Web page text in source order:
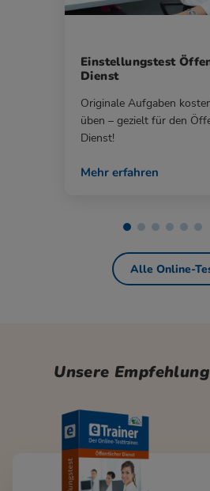
Einstellungstest
Dienst
Originale Aufgaben
üben – gezielt für den
Dienst!
Mehr erfahren
Alle Online-
Unsere